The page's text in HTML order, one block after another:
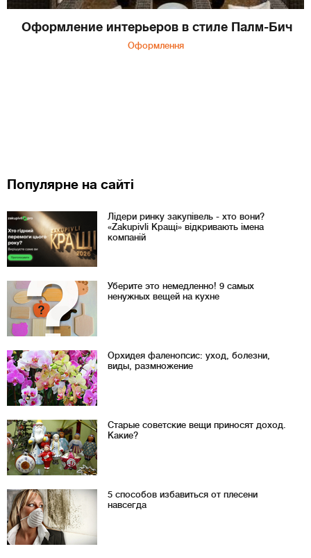
Оформление интерьеров в стиле Палм-Бич
Оформлення
Популярне на сайті
Лідери ринку закупівель - хто вони?
«Zakupivli Кращі» відкривають імена
компаній
Уберите это немедленно! 9 самых
ненужных вещей на кухне
Орхидея фаленопсис: уход, болезни,
виды, размножение
Старые советские вещи приносят доход.
Какие?
5 способов избавиться от плесени
навсегда